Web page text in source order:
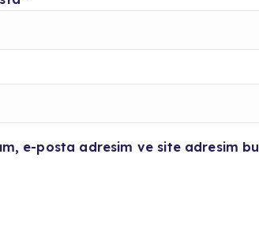
e-posta adresim ve site adresim bu